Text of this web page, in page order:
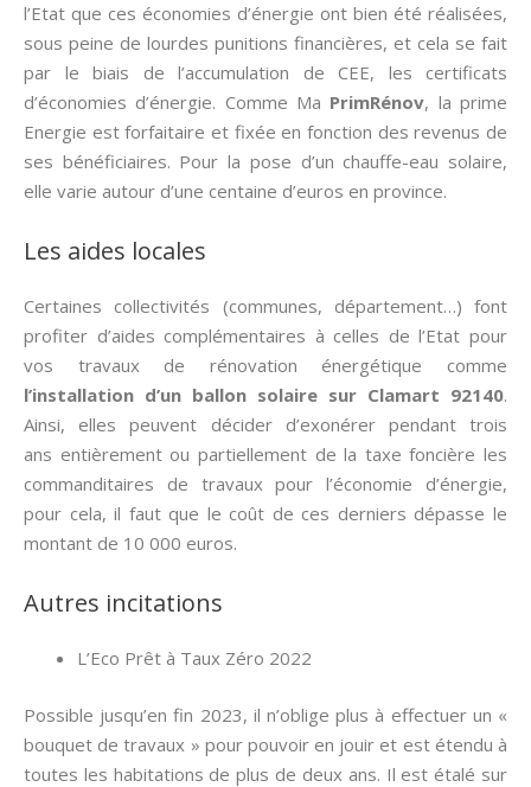
l’Etat que ces économies d’énergie ont bien été réalisées,
sous peine de lourdes punitions financières, et cela se fait
par le biais de l’accumulation de CEE, les certificats
d’économies d’énergie. Comme Ma PrimRénov, la prime
Energie est forfaitaire et fixée en fonction des revenus de
ses bénéficiaires. Pour la pose d’un chauffe-eau solaire,
elle varie autour d’une centaine d’euros en province.
Les aides locales
Certaines collectivités (communes, département…) font
profiter d’aides complémentaires à celles de l’Etat pour
vos travaux de rénovation énergétique comme
l’installation d’un ballon solaire sur Clamart 92140.
Ainsi, elles peuvent décider d’exonérer pendant trois
ans entièrement ou partiellement de la taxe foncière les
commanditaires de travaux pour l’économie d’énergie,
pour cela, il faut que le coût de ces derniers dépasse le
montant de 10 000 euros.
Autres incitations
L’Eco Prêt à Taux Zéro 2022
Possible jusqu’en fin 2023, il n’oblige plus à effectuer un «
bouquet de travaux » pour pouvoir en jouir et est étendu à
toutes les habitations de plus de deux ans. Il est étalé sur